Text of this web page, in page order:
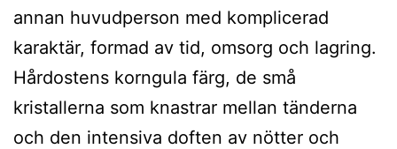
annan huvudperson med komplicerad
karaktär, formad av tid, omsorg och lagring.
Hårdostens korngula färg, de små
kristallerna som knastrar mellan tänderna
och den intensiva doften av nötter och